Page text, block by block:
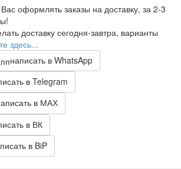
оформлять заказы на доставку, за 2-3
доставку сегодня-завтра, варианты
здесь...
написать в WhatsApp
в Telegram
в МАХ
в ВК
в BiP